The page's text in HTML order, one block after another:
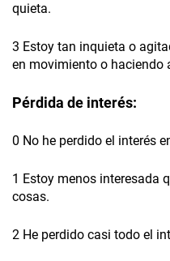
quieta.
3 Estoy tan inquieta o
en movimiento o haciendo
Pérdida de interés:
0 No he perdido el interés
1 Estoy menos interesada
cosas.
2 He perdido casi todo el